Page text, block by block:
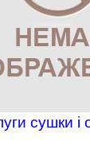
сушки і